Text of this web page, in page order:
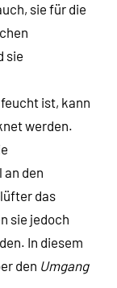
sie für die
sie
ist, kann
werden.
den
das
sie jedoch
In diesem
den Umgang